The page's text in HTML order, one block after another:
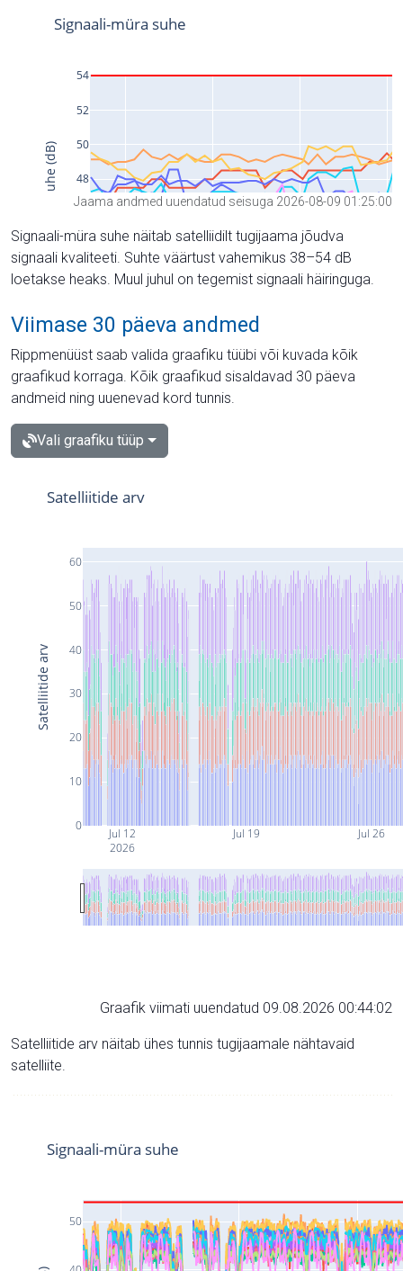
Jaama andmed uuendatud seisuga 2026-08-09 01:25:00
Signaali-müra suhe näitab satelliidilt tugijaama jõudva
signaali kvaliteeti. Suhte väärtust vahemikus 38–54 dB
loetakse heaks. Muul juhul on tegemist signaali häiringuga.
Viimase 30 päeva andmed
Rippmenüüst saab valida graafiku tüübi või kuvada kõik
graafikud korraga. Kõik graafikud sisaldavad 30 päeva
andmeid ning uuenevad kord tunnis.
Vali graafiku tüüp
Jul 12
2026
Jul 19 Jul 26
0
10
20
30
40
50
60
Satelliitide arv
Satelliitide arv
Graafik viimati uuendatud 09.08.2026 00:44:02
Satelliitide arv näitab ühes tunnis tugijaamale nähtavaid
satelliite.
50
Signaali-müra suhe